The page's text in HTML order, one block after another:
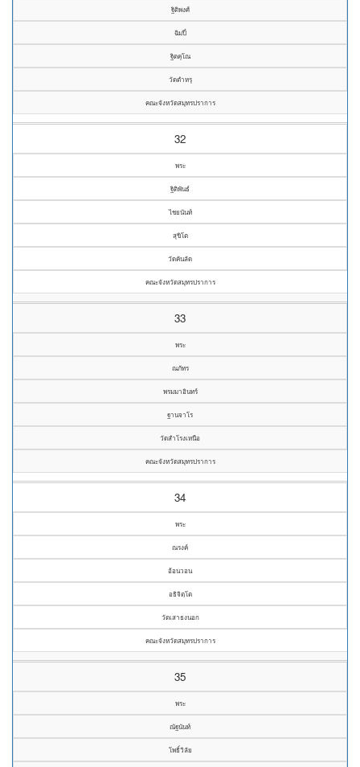
ฐิติพงศ์
ฉิมปี๋
ฐิตคุโณ
วัดตำหรุ
คณะจังหวัดสมุทรปราการ
32
พระ
ฐิติพันธ์
ไชยนันท์
สุขิโต
วัดคันลัด
คณะจังหวัดสมุทรปราการ
33
พระ
ณภัทร
พรมมาอินทร์
ฐานจาโร
วัดสำโรงเหนือ
คณะจังหวัดสมุทรปราการ
34
พระ
ณรงค์
อ้อนวอน
อธิจิตฺโต
วัดเสาธงนอก
คณะจังหวัดสมุทรปราการ
35
พระ
ณัฐนันท์
โพธิ์วิลัย